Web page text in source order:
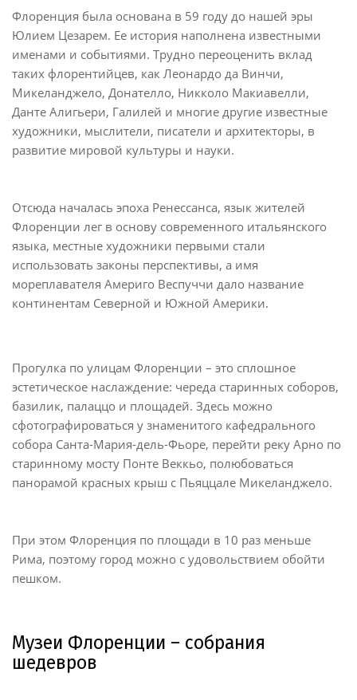
Флоренция была основана в 59 году до нашей эры
Юлием Цезарем. Ее история наполнена известными
именами и событиями. Трудно переоценить вклад
таких флорентийцев, как Леонардо да Винчи,
Микеланджело, Донателло, Никколо Макиавелли,
Данте Алигьери, Галилей и многие другие известные
художники, мыслители, писатели и архитекторы, в
развитие мировой культуры и науки.
Отсюда началась эпоха Ренессанса, язык жителей
Флоренции лег в основу современного итальянского
языка, местные художники первыми стали
использовать законы перспективы, а имя
мореплавателя Америго Веспуччи дало название
континентам Северной и Южной Америки.
Прогулка по улицам Флоренции – это сплошное
эстетическое наслаждение: череда старинных соборов,
базилик, палаццо и площадей. Здесь можно
сфотографироваться у знаменитого кафедрального
собора Санта-Мария-дель-Фьоре, перейти реку Арно по
старинному мосту Понте Веккьо, полюбоваться
панорамой красных крыш с Пьяццале Микеланджело.
При этом Флоренция по площади в 10 раз меньше
Рима, поэтому город можно с удовольствием обойти
пешком.
Музеи Флоренции – собрания
шедевров